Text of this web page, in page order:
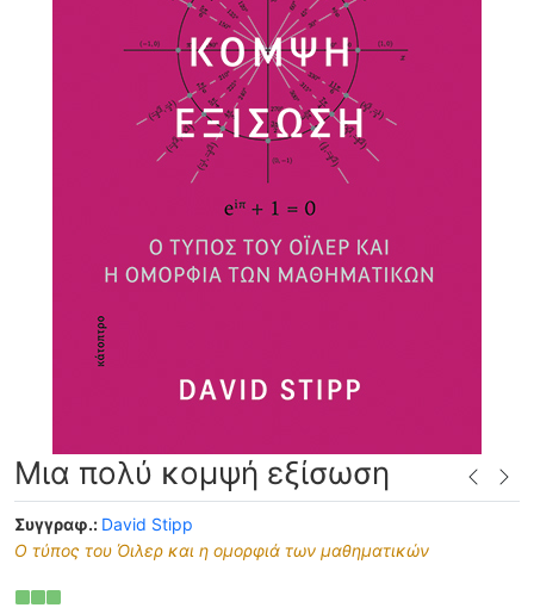
Μια πολύ κομψή εξίσωση
Συγγραφ.: David Stipp
Ο τύπος του Όιλερ και η ομορφιά των μαθηματικών